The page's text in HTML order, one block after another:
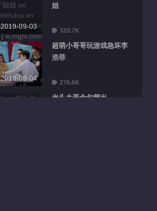
2019-09-03
姐
320.7K
2019-09-04
超萌小哥哥玩游戏急坏李
浩菲
276.6K
光头大哥金句频出